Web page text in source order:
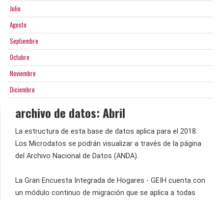
Julio
Agosto
Septiembre
Octubre
Noviembre
Diciembre
archivo de datos: Abril
La estructura de esta base de datos aplica para el 2018.
Los Microdatos se podrán visualizar a través de la página
del Archivo Nacional de Datos (ANDA).
La Gran Encuesta Integrada de Hogares - GEIH cuenta con
un módulo continuo de migración que se aplica a todas